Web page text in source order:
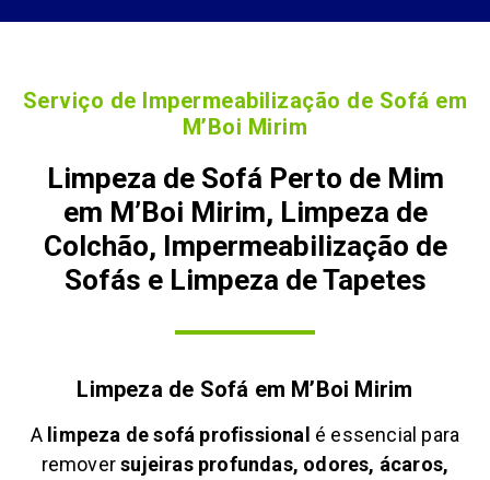
Serviço de Impermeabilização de Sofá em
M’Boi Mirim
Limpeza de Sofá Perto de Mim
em M’Boi Mirim, Limpeza de
Colchão, Impermeabilização de
Sofás e Limpeza de Tapetes
Limpeza de Sofá em M’Boi Mirim
A limpeza de sofá profissional é essencial para
removersujeiras profundas, odores, ácaros,